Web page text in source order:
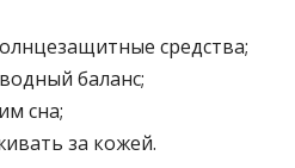
средства;
баланс;
сна;
за кожей.